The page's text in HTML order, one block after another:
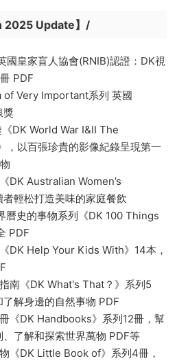
Update】/
皇家盲人協會(RNIB)認證：DK視
PDF
Very Important系列 英國
獎
DK World War I&II The
以百張珍貴的影像紀錄呈現第一
DK Australian Women’s
輕松打造美味的家庭餐飲
曆史的事物系列《DK 100 Things
PDF
DK Help Your Kids With》14本，
南《DK What's That？》系列5
解身邊的自然事物 PDF
《DK Handbooks》系列12冊，幫
了解和探索世界萬物 PDF等
《DK Little Book of》系列4冊，